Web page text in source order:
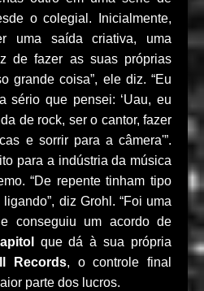
o colegial. Inicialmente,
uma saída criativa, uma
de fazer as suas próprias
grande coisa”, ele diz. “Eu
sério que pensei: ‘Uau, eu
de rock, ser o cantor, fazer
e sorrir para a câmera'”.
para a indústria da música
“De repente tinham tipo
diz Grohl. “Foi uma
conseguiu um acordo de
que dá à sua própria
Records, o controle final
parte dos lucros.